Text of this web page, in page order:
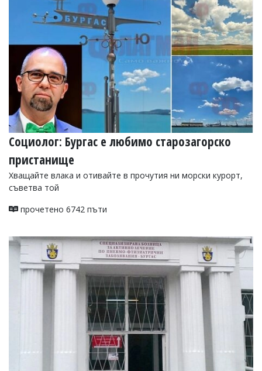
Социолог: Бургас е любимо старозагорско
пристанище
Хващайте влака и отивайте в прочутия ни морски курорт,
съветва той
прочетено 6742 пъти